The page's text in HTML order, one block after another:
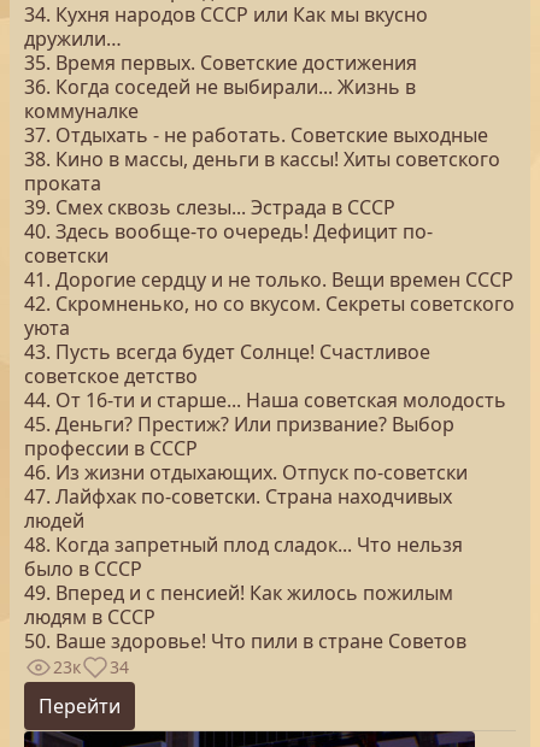
34. Кухня народов СССР или Как мы вкусно
дружили…
35. Время первых. Советские достижения
36. Когда соседей не выбирали... Жизнь в
коммуналке
37. Отдыхать - не работать. Советские выходные
38. Кино в массы, деньги в кассы! Хиты советского
проката
39. Смех сквозь слезы... Эстрада в СССР
40. Здесь вообще-то очередь! Дефицит по-
советски
41. Дорогие сердцу и не только. Вещи времен СССР
42. Скромненько, но со вкусом. Секреты советского
уюта
43. Пусть всегда будет Солнце! Счастливое
советское детство
44. От 16-ти и старше... Наша советская молодость
45. Деньги? Престиж? Или призвание? Выбор
профессии в СССР
46. Из жизни отдыхающих. Отпуск по-советски
47. Лайфхак по-советски. Страна находчивых
людей
48. Когда запретный плод сладок... Что нельзя
было в СССР
49. Вперед и с пенсией! Как жилось пожилым
людям в СССР
50. Ваше здоровье! Что пили в стране Советов
23к 34
Перейти